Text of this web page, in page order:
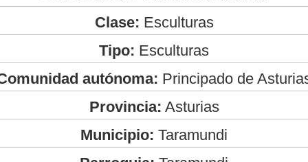
Clase: Esculturas
Tipo: Esculturas
autónoma: Principado de
Provincia: Asturias
Municipio: Taramundi